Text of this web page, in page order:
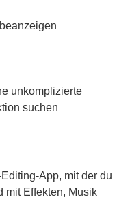
unkomplizierte
suchen
App, mit der du
mit Effekten, Musik